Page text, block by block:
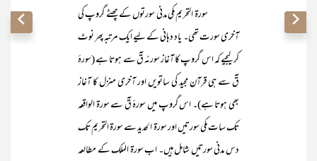
سورۃ التحریم مکی مدنی سورتوں کے چھٹے گروپ کی
آخری سورت تھی۔ یاد دہانی کے لیے ایک مرتبہ پھر نوٹ
کرلیجیے کہ اس گروپ کا آغاز سورئہ قٓ سے ہوتا ہے (سورۂ
قٓ سے ہی قرآن مجید کی ساتویں اور آخری منزل کا آغاز
بھی ہوتا ہے)۔ اس گروپ میں سورۂ قٓ سے سورۃ الواقعہ
تک سات مکی سورتیں اور سورۃ الحدید سے سورۃ التحریم تک
دس مدنی سورتیں شامل ہیں۔ اب سورۃ الملک کے مطالعہ